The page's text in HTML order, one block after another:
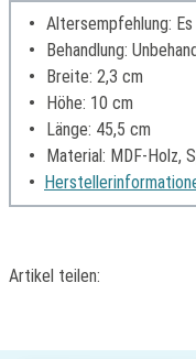
Altersempfehlung:
Behandlung:
Breite: 2,3 cm
Höhe: 10 cm
Länge: 45,5 cm
Material: MDF-Holz,
Artikel teilen: